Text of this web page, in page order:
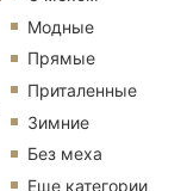
Модные
Прямые
Приталенные
Зимние
Без меха
Еще категории